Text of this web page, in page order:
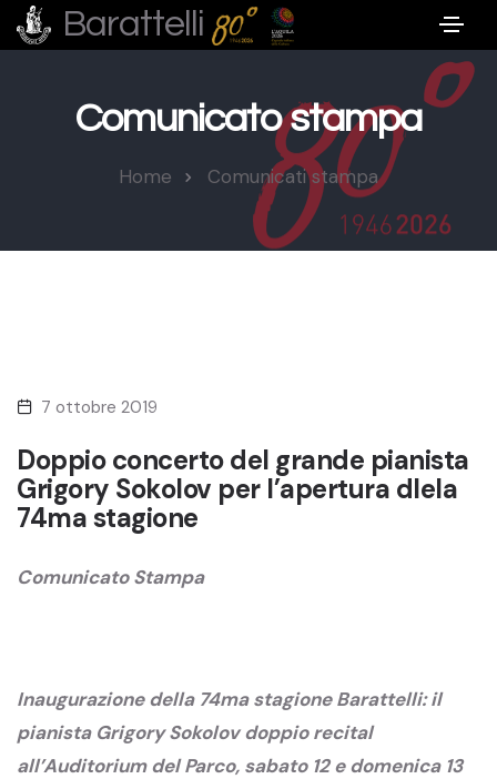
Barattelli
Comunicato stampa
Home Comunicati stampa
7 ottobre 2019
Doppio concerto del grande pianista
Grigory Sokolov per l’apertura dlela
74ma stagione
Comunicato Stampa
Inaugurazione della 74ma stagione Barattelli: il
pianista Grigory Sokolov doppio recital
all’Auditorium del Parco, sabato 12 e domenica 13